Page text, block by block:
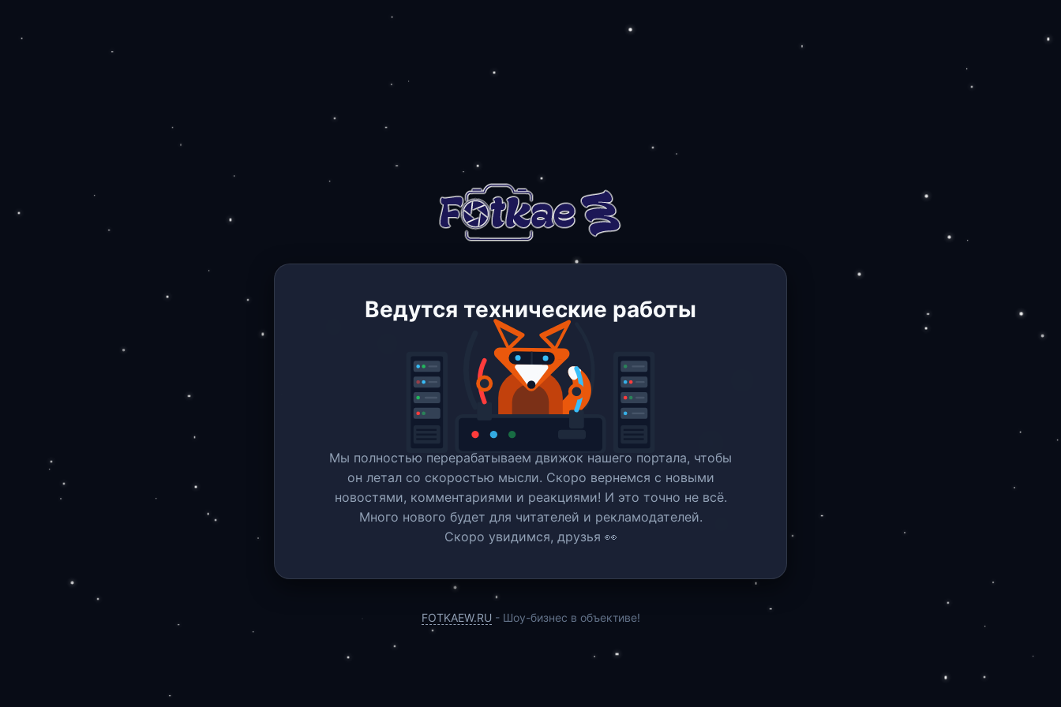
Ведутся технические работы
Мы полностью перерабатываем движок нашего портала, чтобы
он летал со скоростью мысли. Скоро вернемся c новыми
новостями, комментариями и реакциями! И это точно не всё.
Много нового будет для читателей и рекламодателей.
Скоро увидимся, друзья 👀
FOTKAEW.RU - Шоу-бизнес в объективе!